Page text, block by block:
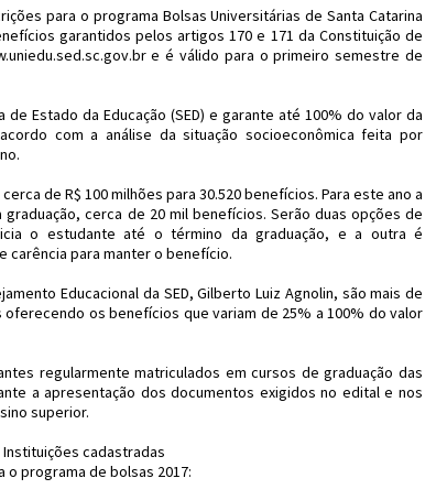
para o programa Bolsas Universitárias de Santa Catarina
garantidos pelos artigos 170 e 171 da Constituição de
e é válido para o primeiro semestre de
Estado da Educação (SED) e garante até 100% do valor da
com a análise da situação socioeconômica feita por
de R$ 100 milhões para 30.520 benefícios. Para este ano a
cerca de 20 mil benefícios. Serão duas opções de
o estudante até o término da graduação, e a outra é
para manter o benefício.
Educacional da SED, Gilberto Luiz Agnolin, são mais de
os benefícios que variam de 25% a 100% do valor
regularmente matriculados em cursos de graduação das
a apresentação dos documentos exigidos no edital e nos
superior.
Instituições cadastradas
o programa de bolsas 2017: